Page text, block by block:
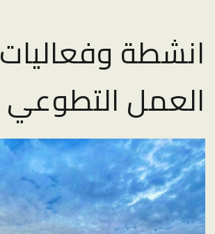
انشطة وفعاليات
العمل التطوعي